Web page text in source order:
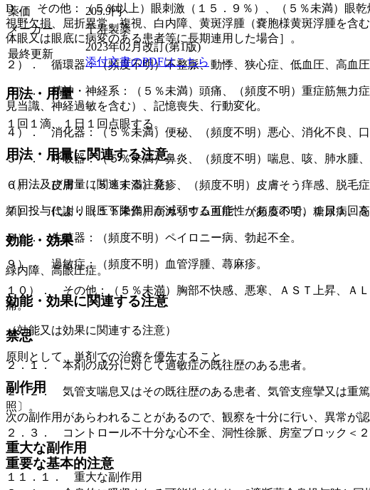
D． その他：（５％以上）眼刺激（１５．９％）、（５％未満）眼
視野欠損、屈折異常、複視、白内障、黄斑浮腫（嚢胞様黄斑浮腫を含
体眼又は眼底に病変のある患者等に長期連用した場合］。
２）． 循環器：（頻度不明）不整脈、動悸、狭心症、低血圧、高血
３）． 精神・神経系：（５％未満）頭痛、（頻度不明）重症筋無力
見当識、神経過敏を含む）、記憶喪失、行動変化。
４）． 消化器：（５％未満）便秘、（頻度不明）悪心、消化不良、口
５）． 呼吸器：（５％未満）鼻炎、（頻度不明）喘息、咳、肺水腫、
６）． 皮膚：（５％未満）発疹、（頻度不明）皮膚そう痒感、脱毛症
７）． 代謝：（５％未満）高カリウム血症、（頻度不明）糖尿病、
８）． 生殖器：（頻度不明）ペイロニー病、勃起不全。
９）． 過敏症：（頻度不明）血管浮腫、蕁麻疹。
１０）． その他：（５％未満）胸部不快感、悪寒、ＡＳＴ上昇、Ａ
痛。
禁忌
２．１． 本剤の成分に対して過敏症の既往歴のある患者。
２．２． 気管支喘息又はその既往歴のある患者、気管支痙攣又は重
照〕。
２．３． コントロール不十分な心不全、洞性徐脈、房室ブロック＜
重要な基本的注意
薬価
205.9円
メーカー
千寿製薬
最終更新
2023年02月改訂(第1版)
添付文書のPDFはこちら
用法・用量
１回１滴、１日１回点眼する。
用法・用量に関連する注意
（用法及び用量に関連する注意）
頻回投与により眼圧下降作用が減弱する可能性があるので、１日１回
効能・効果
緑内障、高眼圧症。
効能・効果に関連する注意
（効能又は効果に関連する注意）
原則として、単剤での治療を優先すること。
副作用
次の副作用があらわれることがあるので、観察を十分に行い、異常が
重大な副作用
１１．１． 重大な副作用